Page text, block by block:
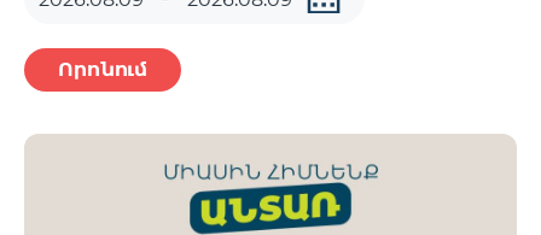
Որոնում